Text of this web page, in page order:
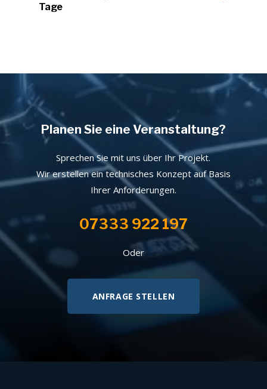
Tage
Planen Sie eine Veranstaltung?
Sprechen Sie mit uns über Ihr Projekt.
Wir erstellen ein technisches Konzept auf Basis
Ihrer Anforderungen.
07333 922 197
Oder
ANFRAGE STELLEN